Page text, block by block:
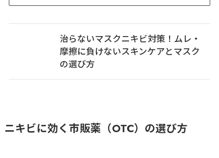
治らないマスクニキビ対策！ムレ・
摩擦に負けないスキンケアとマスク
の選び方
ニキビに効く市販薬（OTC）の選び方